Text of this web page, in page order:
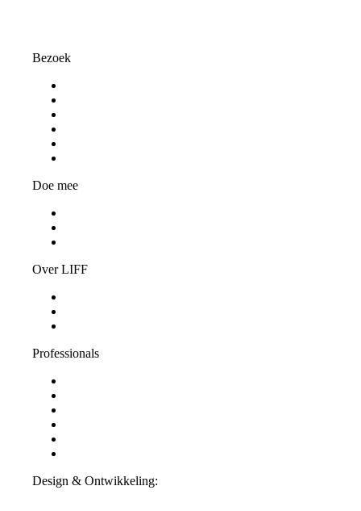
Bezoek
Doe mee
Over LIFF
Professionals
Design & Ontwikkeling: